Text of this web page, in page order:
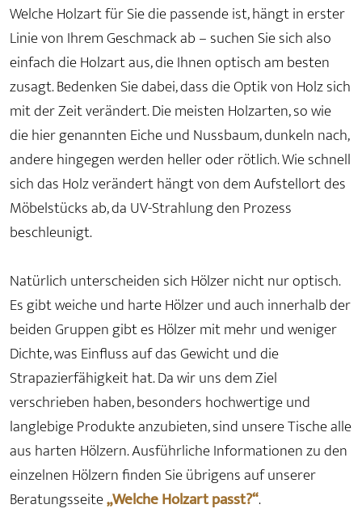
Welche Holzart für Sie die passende ist, hängt in erster
Linie von Ihrem Geschmack ab – suchen Sie sich also
einfach die Holzart aus, die Ihnen optisch am besten
zusagt. Bedenken Sie dabei, dass die Optik von Holz sich
mit der Zeit verändert. Die meisten Holzarten, so wie
die hier genannten Eiche und Nussbaum, dunkeln nach,
andere hingegen werden heller oder rötlich. Wie schnell
sich das Holz verändert hängt von dem Aufstellort des
Möbelstücks ab, da UV-Strahlung den Prozess
beschleunigt.
Natürlich unterscheiden sich Hölzer nicht nur optisch.
Es gibt weiche und harte Hölzer und auch innerhalb der
beiden Gruppen gibt es Hölzer mit mehr und weniger
Dichte, was Einfluss auf das Gewicht und die
Strapazierfähigkeit hat. Da wir uns dem Ziel
verschrieben haben, besonders hochwertige und
langlebige Produkte anzubieten, sind unsere Tische alle
aus harten Hölzern. Ausführliche Informationen zu den
einzelnen Hölzern finden Sie übrigens auf unserer
Beratungsseite„Welche Holzart passt?“.